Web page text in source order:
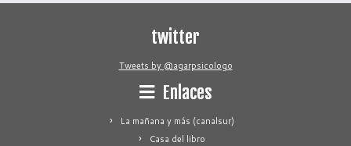
twitter
Tweets by @agarpsicologo
Enlaces
La mañana y más (canalsur)
Casa del libro